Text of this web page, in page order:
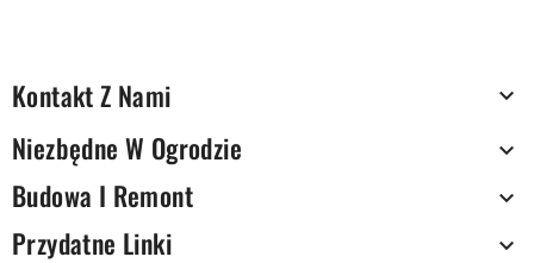
Kontakt Z Nami 
Niezbędne W Ogrodzie 
Budowa I Remont 
Przydatne Linki 